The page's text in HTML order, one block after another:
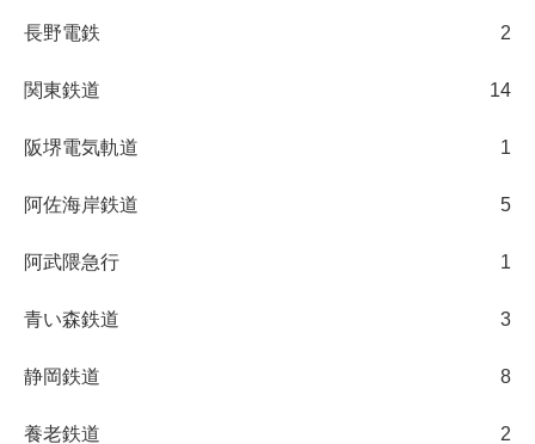
長野電鉄 2
関東鉄道 14
阪堺電気軌道 1
阿佐海岸鉄道 5
阿武隈急行 1
青い森鉄道 3
静岡鉄道 8
養老鉄道 2